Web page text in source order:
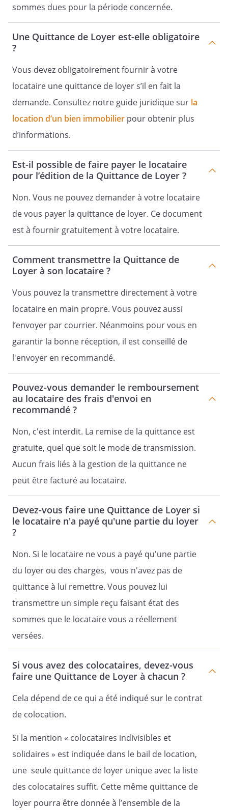
sommes dues pour la période concernée.
Une Quittance de Loyer est-elle obligatoire
?
Vous devez obligatoirement fournir à votre
locataire une quittance de loyer s’il en fait la
demande. Consultez notre guide juridique sur la
location d’un bien immobilier pour obtenir plus
d’informations.
Est-il possible de faire payer le locataire
pour l’édition de la Quittance de Loyer ?
Non. Vous ne pouvez demander à votre locataire
de vous payer la quittance de loyer. Ce document
est à fournir gratuitement à votre locataire.
Comment transmettre la Quittance de
Loyer à son locataire ?
Vous pouvez la transmettre directement à votre
locataire en main propre. Vous pouvez aussi
l’envoyer par courrier. Néanmoins pour vous en
garantir la bonne réception, il est conseillé de
l'envoyer en recommandé.
Pouvez-vous demander le remboursement
au locataire des frais d'envoi en
recommandé ?
Non, c'est interdit. La remise de la quittance est
gratuite, quel que soit le mode de transmission.
Aucun frais liés à la gestion de la quittance ne
peut être facturé au locataire.
Devez-vous faire une Quittance de Loyer si
le locataire n'a payé qu'une partie du loyer
?
Non. Si le locataire ne vous a payé qu'une partie
du loyer ou des charges, vous n'avez pas de
quittance à lui remettre. Vous pouvez lui
transmettre un simple reçu faisant état des
sommes que le locataire vous a réellement
versées.
Si vous avez des colocataires, devez-vous
faire une Quittance de Loyer à chacun ?
Cela dépend de ce qui a été indiqué sur le contrat
de colocation.
Si la mention « colocataires indivisibles et
solidaires » est indiquée dans le bail de location,
une seule quittance de loyer unique avec la liste
des colocataires suffit. Cette même quittance de
loyer pourra être donnée à l’ensemble de la